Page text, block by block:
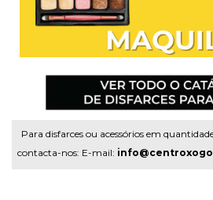
Para disfarces ou acessórios em
contacta-nos: E-mail: